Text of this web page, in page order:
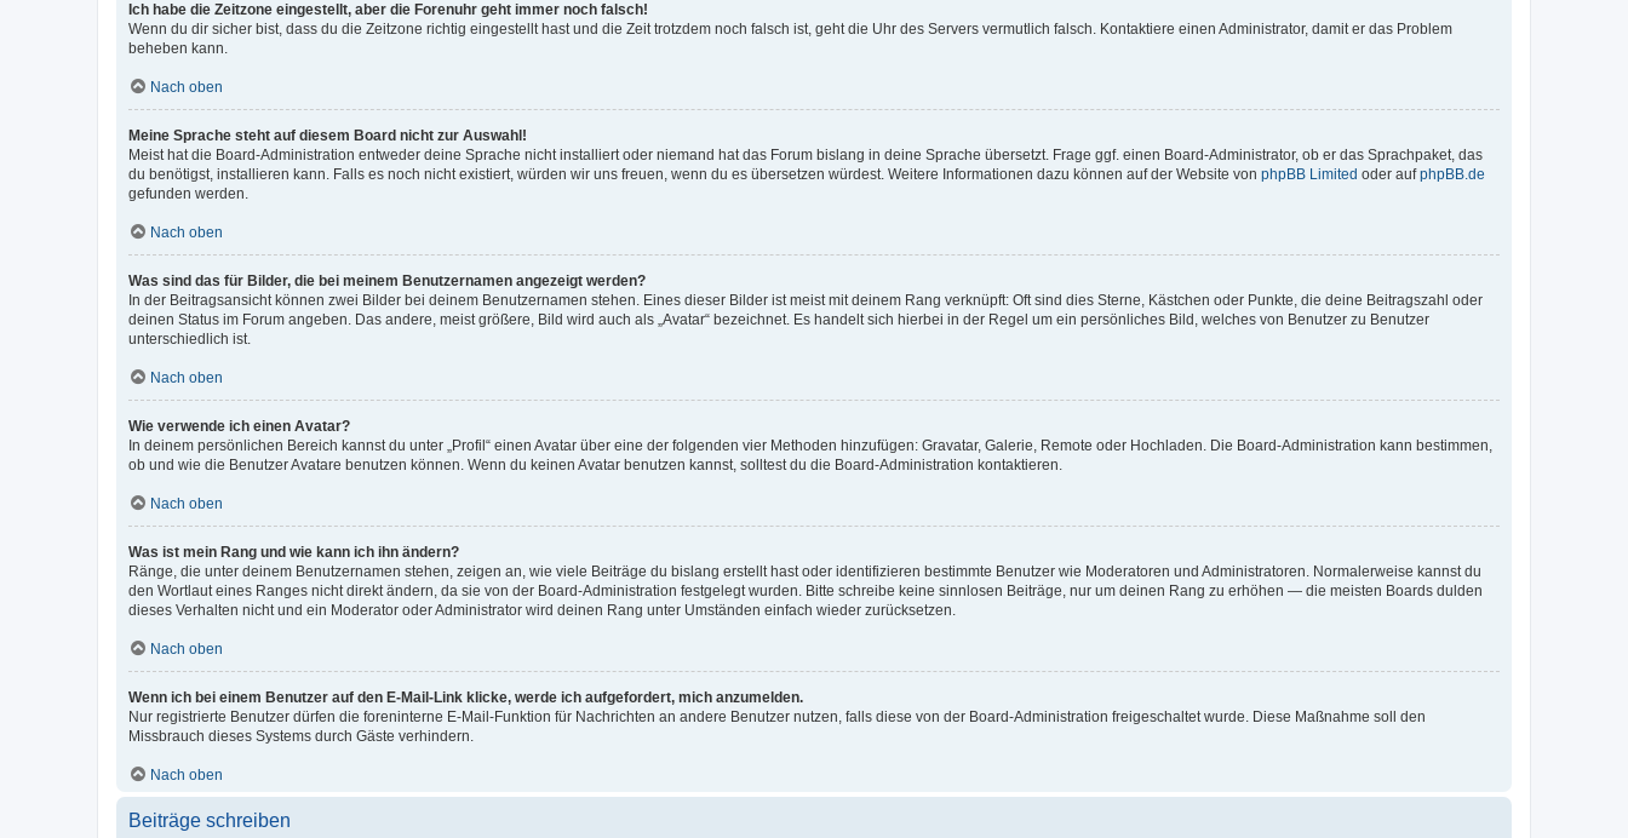
Ich habe die Zeitzone eingestellt, aber die Forenuhr geht immer noch falsch!
Wenn du dir sicher bist, dass du die Zeitzone richtig eingestellt hast und die Zeit trotzdem noch falsch ist, geht die Uhr des Servers vermutlich falsch. Kontaktiere einen Administrator, damit er das Problem
beheben kann.
Nach oben
Meine Sprache steht auf diesem Board nicht zur Auswahl!
Meist hat die Board-Administration entweder deine Sprache nicht installiert oder niemand hat das Forum bislang in deine Sprache übersetzt. Frage ggf. einen Board-Administrator, ob er das Sprachpaket, das
du benötigst, installieren kann. Falls es noch nicht existiert, würden wir uns freuen, wenn du es übersetzen würdest. Weitere Informationen dazu können auf der Website von phpBB Limited oder aufphpBB.de
gefunden werden.
Nach oben
Was sind das für Bilder, die bei meinem Benutzernamen angezeigt werden?
In der Beitragsansicht können zwei Bilder bei deinem Benutzernamen stehen. Eines dieser Bilder ist meist mit deinem Rang verknüpft: Oft sind dies Sterne, Kästchen oder Punkte, die deine Beitragszahl oder
deinen Status im Forum angeben. Das andere, meist größere, Bild wird auch als „Avatar“ bezeichnet. Es handelt sich hierbei in der Regel um ein persönliches Bild, welches von Benutzer zu Benutzer
unterschiedlich ist.
Nach oben
Wie verwende ich einen Avatar?
In deinem persönlichen Bereich kannst du unter „Profil“ einen Avatar über eine der folgenden vier Methoden hinzufügen: Gravatar, Galerie, Remote oder Hochladen. Die Board-Administration kann bestimmen,
ob und wie die Benutzer Avatare benutzen können. Wenn du keinen Avatar benutzen kannst, solltest du die Board-Administration kontaktieren.
Nach oben
Was ist mein Rang und wie kann ich ihn ändern?
Ränge, die unter deinem Benutzernamen stehen, zeigen an, wie viele Beiträge du bislang erstellt hast oder identifizieren bestimmte Benutzer wie Moderatoren und Administratoren. Normalerweise kannst du
den Wortlaut eines Ranges nicht direkt ändern, da sie von der Board-Administration festgelegt wurden. Bitte schreibe keine sinnlosen Beiträge, nur um deinen Rang zu erhöhen — die meisten Boards dulden
dieses Verhalten nicht und ein Moderator oder Administrator wird deinen Rang unter Umständen einfach wieder zurücksetzen.
Nach oben
Wenn ich bei einem Benutzer auf den E-Mail-Link klicke, werde ich aufgefordert, mich anzumelden.
Nur registrierte Benutzer dürfen die foreninterne E-Mail-Funktion für Nachrichten an andere Benutzer nutzen, falls diese von der Board-Administration freigeschaltet wurde. Diese Maßnahme soll den
Missbrauch dieses Systems durch Gäste verhindern.
Nach oben
Beiträge schreiben